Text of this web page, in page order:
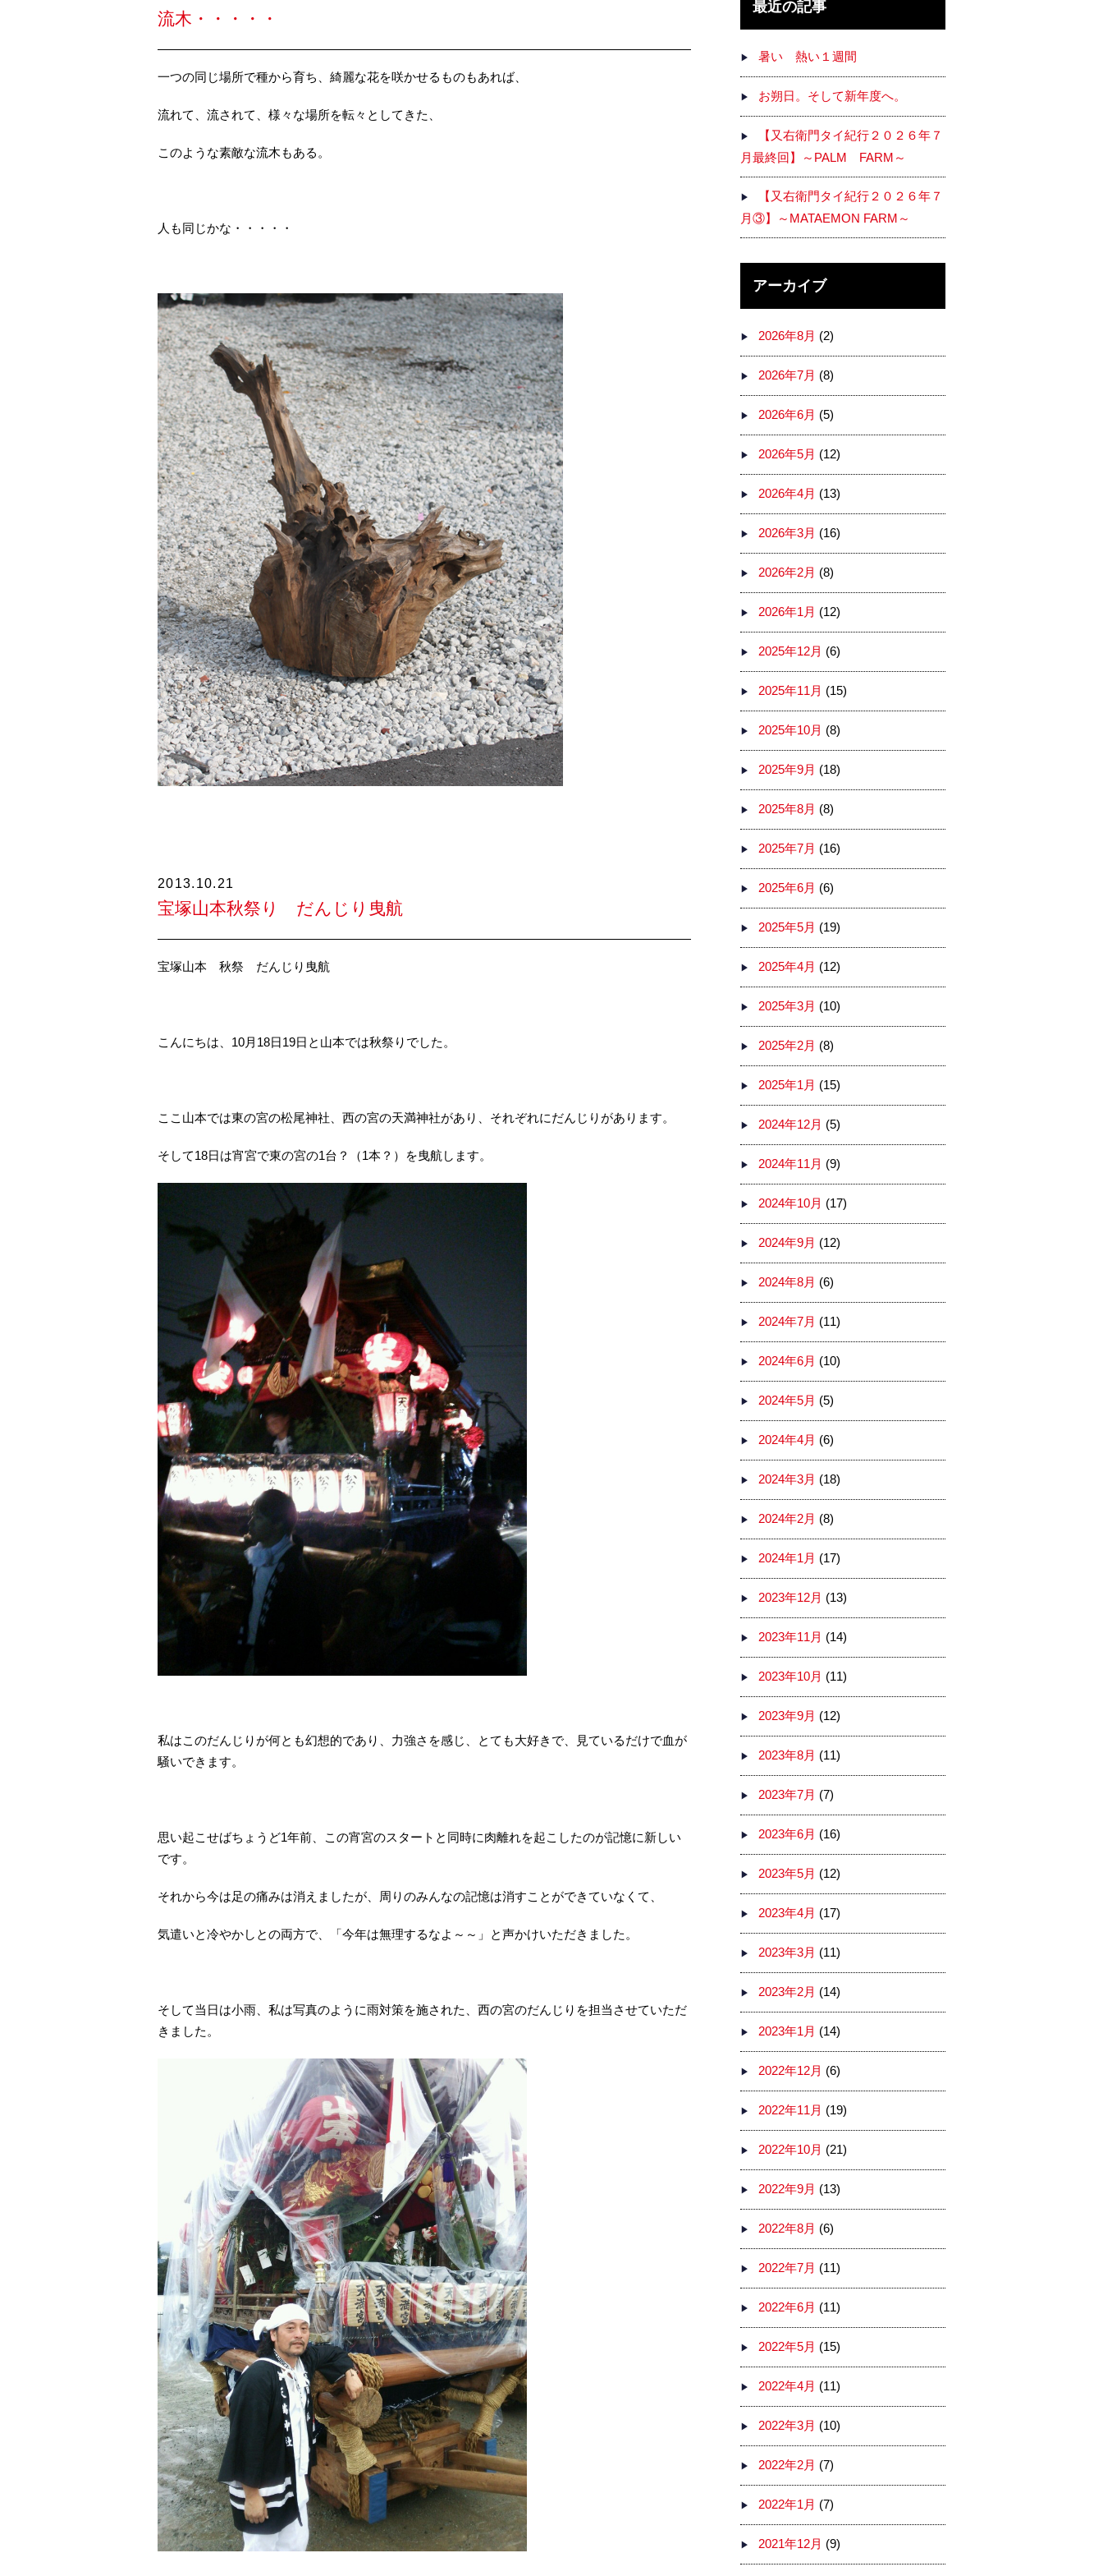
流木・・・・・
一つの同じ場所で種から育ち、綺麗な花を咲かせるものもあれば、
流れて、流されて、様々な場所を転々としてきた、
このような素敵な流木もある。
人も同じかな・・・・・
2013.10.21
宝塚山本秋祭り だんじり曳航
宝塚山本 秋祭 だんじり曳航
こんにちは、10月18日19日と山本では秋祭りでした。
ここ山本では東の宮の松尾神社、西の宮の天満神社があり、それぞれにだんじりがあります。
そして18日は宵宮で東の宮の1台？（1本？）を曳航します。
私はこのだんじりが何とも幻想的であり、力強さを感じ、とても大好きで、見ているだけで血が
騒いできます。
思い起こせばちょうど1年前、この宵宮のスタートと同時に肉離れを起こしたのが記憶に新しい
です。
それから今は足の痛みは消えましたが、周りのみんなの記憶は消すことができていなくて、
気遣いと冷やかしとの両方で、「今年は無理するなよ～～」と声かけいただきました。
そして当日は小雨、私は写真のように雨対策を施された、西の宮のだんじりを担当させていただ
きました。
最近の記事
暑い 熱い１週間
お朔日。そして新年度へ。
【又右衛門タイ紀行２０２６年７
月最終回】～PALM FARM～
【又右衛門タイ紀行２０２６年７
月③】～MATAEMON FARM～
アーカイブ
2026年8月 (2)
2026年7月 (8)
2026年6月 (5)
2026年5月 (12)
2026年4月 (13)
2026年3月 (16)
2026年2月 (8)
2026年1月 (12)
2025年12月 (6)
2025年11月 (15)
2025年10月 (8)
2025年9月 (18)
2025年8月 (8)
2025年7月 (16)
2025年6月 (6)
2025年5月 (19)
2025年4月 (12)
2025年3月 (10)
2025年2月 (8)
2025年1月 (15)
2024年12月 (5)
2024年11月 (9)
2024年10月 (17)
2024年9月 (12)
2024年8月 (6)
2024年7月 (11)
2024年6月 (10)
2024年5月 (5)
2024年4月 (6)
2024年3月 (18)
2024年2月 (8)
2024年1月 (17)
2023年12月 (13)
2023年11月 (14)
2023年10月 (11)
2023年9月 (12)
2023年8月 (11)
2023年7月 (7)
2023年6月 (16)
2023年5月 (12)
2023年4月 (17)
2023年3月 (11)
2023年2月 (14)
2023年1月 (14)
2022年12月 (6)
2022年11月 (19)
2022年10月 (21)
2022年9月 (13)
2022年8月 (6)
2022年7月 (11)
2022年6月 (11)
2022年5月 (15)
2022年4月 (11)
2022年3月 (10)
2022年2月 (7)
2022年1月 (7)
2021年12月 (9)